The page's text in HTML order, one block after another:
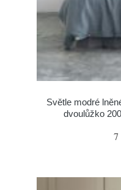
Světle modré
dvoulůžko